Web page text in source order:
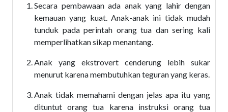
Secara pembawaan ada anak yang lahir dengan
kemauan yang kuat. Anak-anak ini tidak mudah
tunduk pada perintah orang tua dan sering kali
memperlihatkan sikap menantang.
Anak yang ekstrovert cenderung lebih sukar
menurut karena membutuhkan teguran yang keras.
Anak tidak memahami dengan jelas apa itu yang
dituntut orang tua karena instruksi orang tua